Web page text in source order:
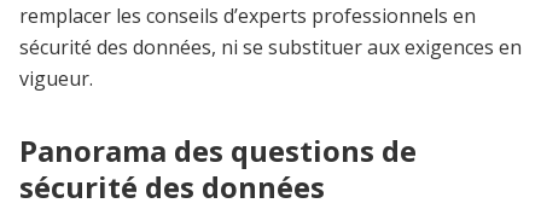
remplacer les conseils d’experts professionnels en
sécurité des données, ni se substituer aux exigences en
vigueur.
Panorama des questions de
sécurité des données